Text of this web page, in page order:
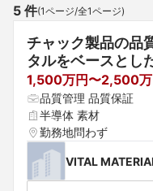
5 件(1ページ/全1ページ)
チャック製品の品
タルをベースとし
的な企業）
1,500万円〜2,500万
品質管理 品質保証
半導体 素材
勤務地問わず
VITAL